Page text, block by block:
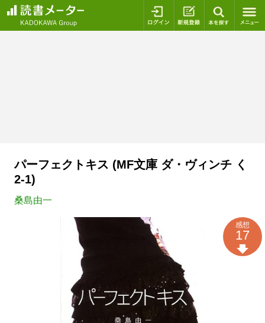
ログイン 新規登録
パーフェクトキス (MF文庫 ダ・ヴィンチ く
2-1)
桑島由一
感想
17